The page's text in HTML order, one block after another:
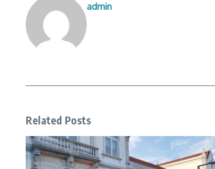
admin
Related Posts